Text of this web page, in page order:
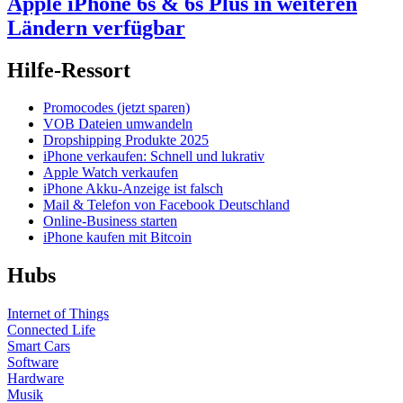
Ländern verfügbar
Hilfe-Ressort
Promocodes (jetzt sparen)
VOB Dateien umwandeln
Dropshipping Produkte 2025
iPhone verkaufen: Schnell und lukrativ
Apple Watch verkaufen
iPhone Akku-Anzeige ist falsch
Mail & Telefon von Facebook Deutschland
Online-Business starten
iPhone kaufen mit Bitcoin
Hubs
Internet of Things
Connected Life
Smart Cars
Software
Hardware
Musik